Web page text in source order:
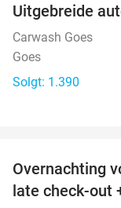
Uitgebreide
Carwash Goes
Goes
Solgt: 1.390
Overnachting
late check-out